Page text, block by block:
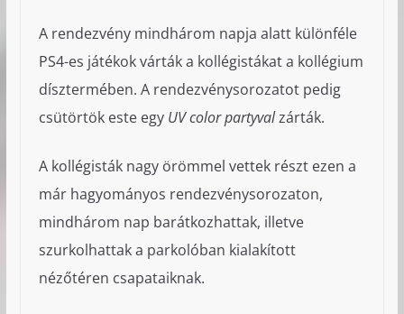
A rendezvény mindhárom napja alatt különféle
PS4-es játékok várták a kollégistákat a kollégium
dísztermében. A rendezvénysorozatot pedig
csütörtök este egy UV color partyvalzárták.
A kollégisták nagy örömmel vettek részt ezen a
már hagyományos rendezvénysorozaton,
mindhárom nap barátkozhattak, illetve
szurkolhattak a parkolóban kialakított
nézőtéren csapataiknak.